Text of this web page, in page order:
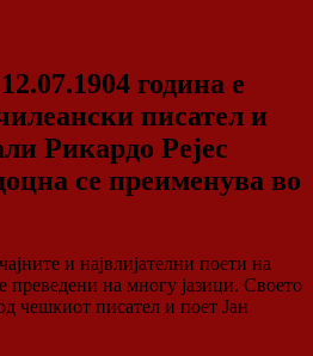
година е
писател и
Рикардо Рејес
се преименува во
и највлијателни поети на
преведени на многу јазици. Своето
чешкиот писател и поет Јан